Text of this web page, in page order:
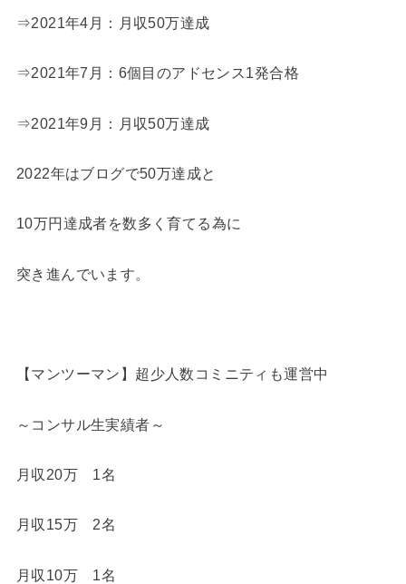
⇒2021年4月：月収50万達成
⇒2021年7月：6個目のアドセンス1発合格
⇒2021年9月：月収50万達成
2022年はブログで50万達成と
10万円達成者を数多く育てる為に
突き進んでいます。
【マンツーマン】超少人数コミニティも運営中
～コンサル生実績者～
月収20万 1名
月収15万 2名
月収10万 1名